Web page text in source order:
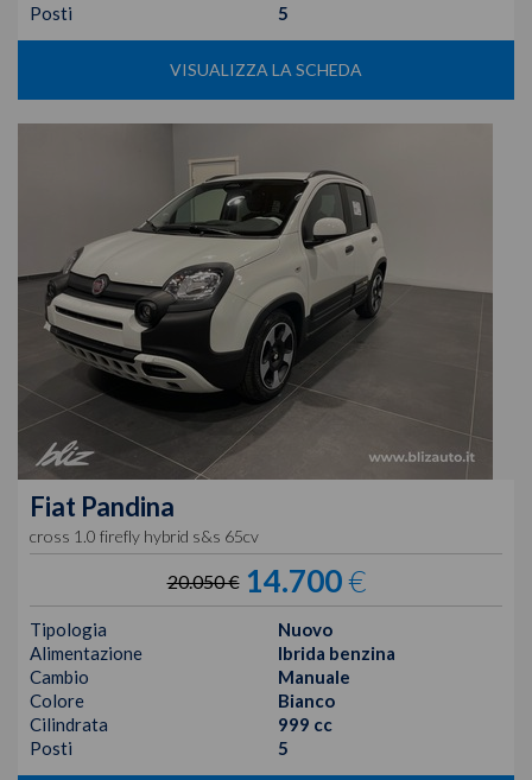
Posti
5
VISUALIZZA LA SCHEDA
Fiat Pandina
cross 1.0 firefly hybrid s&s 65cv
20.050 € 14.700€
Tipologia
Nuovo
Alimentazione
Ibrida benzina
Cambio
Manuale
Colore
Bianco
Cilindrata
999 cc
Posti
5